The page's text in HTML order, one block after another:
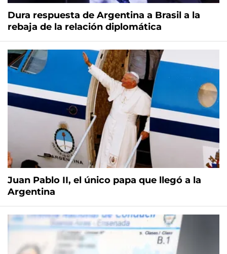
Dura respuesta de Argentina a Brasil a la
rebaja de la relación diplomática
Juan Pablo II, el único papa que llegó a la
Argentina